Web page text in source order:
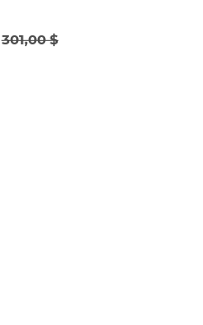
301,00 $